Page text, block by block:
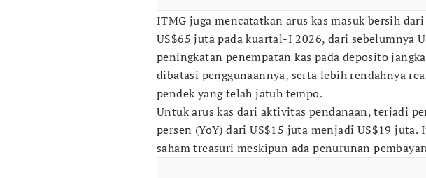
ITMG juga mencatatkan arus kas masuk bersih
US$65 juta pada kuartal-I 2026, dari sebelumnya
peningkatan penempatan kas pada deposito
dibatasi penggunaannya, serta lebih rendahnya
pendek yang telah jatuh tempo.
Untuk arus kas dari aktivitas pendanaan, terjadi
persen (YoY) dari US$15 juta menjadi US$19 juta.
saham treasuri meskipun ada penurunan